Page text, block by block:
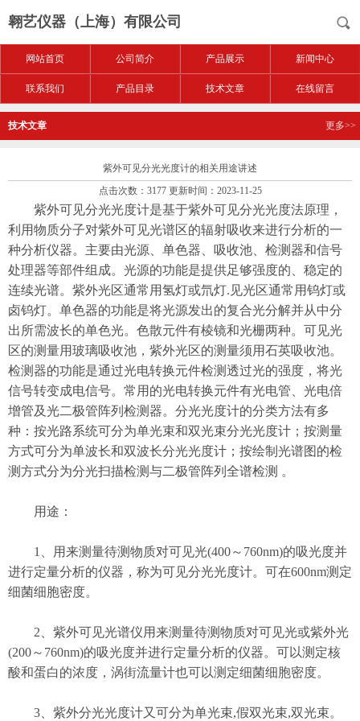
翱艺仪器（上海）有限公司
网站首页 公司简介 产品展示 新闻中心
联系我们 产品目录 技术文章 在线留言
技术文章 更多>>
紫外可见分光光度计的相关用途讲述
点击次数：3177 更新时间：2023-11-25
紫外可见分光光度计是基于紫外可见分光光度法原理，
利用物质分子对紫外可见光谱区的辐射吸收来进行分析的一
种分析仪器。主要由光源、单色器、吸收池、检测器和信号
处理器等部件组成。光源的功能是提供足够强度的、稳定的
连续光谱。紫外光区通常用氢灯或氘灯.见光区通常用钨灯或
卤钨灯。单色器的功能是将光源发出的复合光分解并从中分
出所需波长的单色光。色散元件有棱镜和光栅两种。可见光
区的测量用玻璃吸收池，紫外光区的测量须用石英吸收池。
检测器的功能是通过光电转换元件检测透过光的强度，将光
信号转变成电信号。常用的光电转换元件有光电管、光电倍
增管及光二极管阵列检测器。分光光度计的分类方法有多
种：按光路系统可分为单光束和双光束分光光度计；按测量
方式可分为单波长和双波长分光光度计；按绘制光谱图的检
测方式分为分光扫描检测与二极管阵列全谱检测 。
用途：
1、用来测量待测物质对可见光(400～760nm)的吸光度并
进行定量分析的仪器，称为可见分光光度计。可在600nm测定
细菌细胞密度。
2、紫外可见光谱仪用来测量待测物质对可见光或紫外光
(200～760nm)的吸光度并进行定量分析的仪器。可以测定核
酸和蛋白的浓度，涡街流量计也可以测定细菌细胞密度。
3、紫外分光光度计又可分为单光束,假双光束,双光束。